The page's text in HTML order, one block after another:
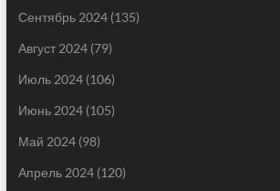
Сентябрь 2024(135)
Август 2024(79)
Июль 2024(106)
Июнь 2024(105)
Май 2024(98)
Апрель 2024(120)